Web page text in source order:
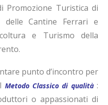
Promozione Turistica di
delle Cantine Ferrari e
e Turismo della
punto d’incontro per
Metodo Classico di qualità :
o appassionati di